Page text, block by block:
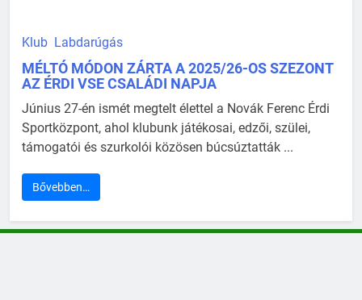
Klub Labdarúgás
MÉLTÓ MÓDON ZÁRTA A 2025/26-OS SZEZONT
AZ ÉRDI VSE CSALÁDI NAPJA
Június 27-én ismét megtelt élettel a Novák Ferenc Érdi
Sportközpont, ahol klubunk játékosai, edzői, szülei,
támogatói és szurkolói közösen búcsúztatták ...
Bővebben…